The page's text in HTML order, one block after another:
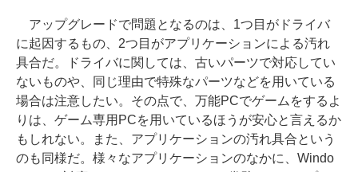
アップグレードで問題となるのは、1つ目がドライバ
に起因するもの、2つ目がアプリケーションによる汚れ
具合だ。ドライバに関しては、古いパーツで対応してい
ないものや、同じ理由で特殊なパーツなどを用いている
場合は注意したい。その点で、万能PCでゲームをするよ
りは、ゲーム専用PCを用いているほうが安心と言えるか
もしれない。また、アプリケーションの汚れ具合という
のも同様だ。様々なアプリケーションのなかに、Windo